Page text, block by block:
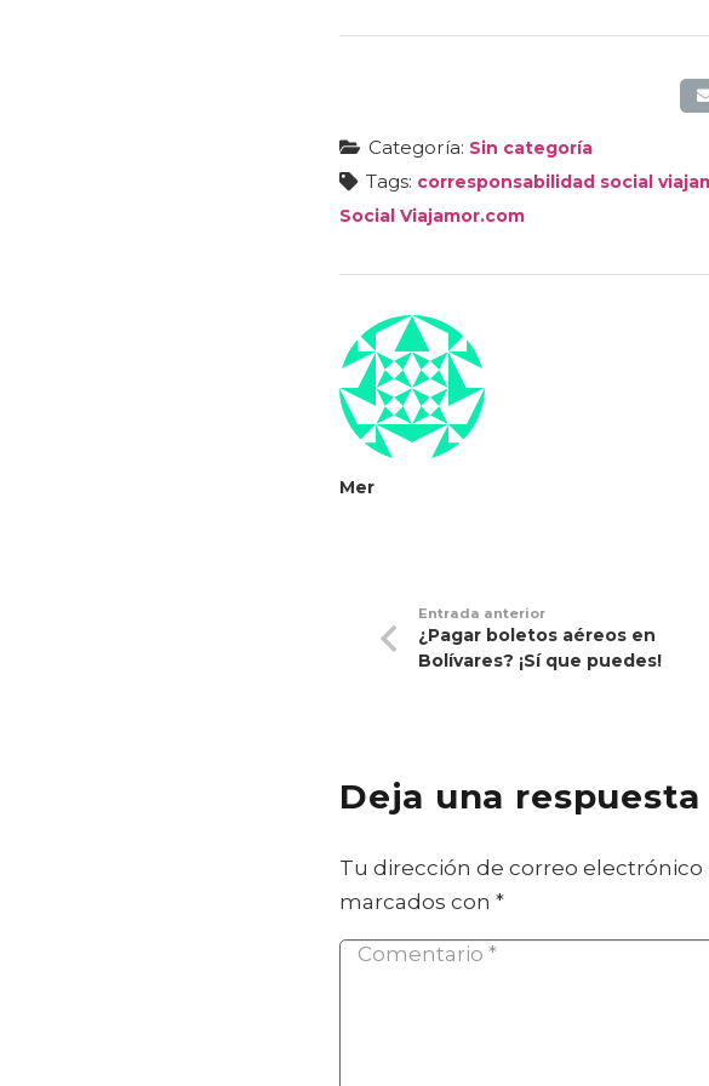
Categoría: Sin categoría
Tags: corresponsabilidad social
Social Viajamor.com
Mer
Entrada anterior
¿Pagar boletos aéreos en
Bolívares? ¡Sí que puedes!
Deja una respuesta
Tu dirección de correo electrónico
marcados con*